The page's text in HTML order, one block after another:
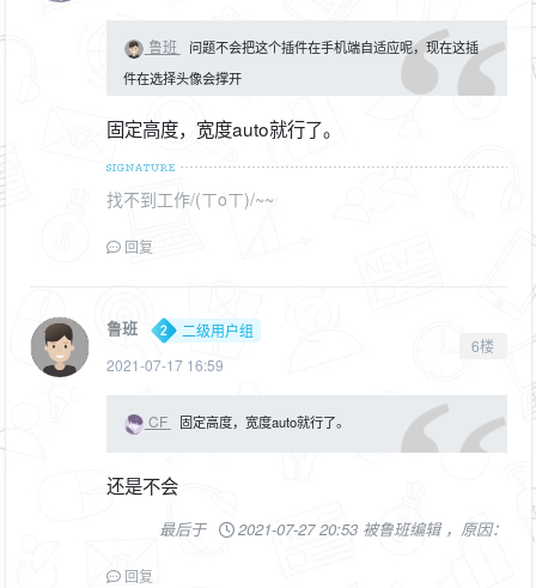
鲁班
问题不会把这个插件在手机端自适应呢，现在这插
件在选择头像会撑开
固定高度，宽度auto就行了。
找不到工作/(ㄒoㄒ)/~~
回复
鲁班
二级用户组
2021-07-17 16:59
6楼
CF 固定高度，宽度auto就行了。
还是不会
最后于 2021-07-27 20:53 被鲁班编辑 ，原因：
回复